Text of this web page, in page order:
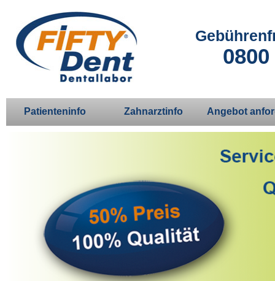
Patienteninfo Zahnarztinfo Angebot